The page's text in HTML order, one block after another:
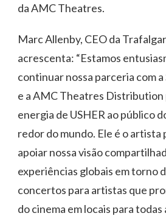
da AMC Theatres.
Marc Allenby, CEO da
acrescenta: “Estamos
continuar nossa parceria com
e a AMC Theatres Distribution
energia de USHER ao público
redor do mundo. Ele é o
apoiar nossa visão
experiências globais em torno
concertos para artistas que
do cinema em locais para todas